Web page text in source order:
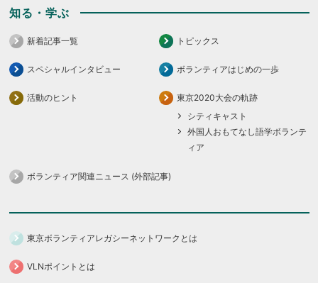
知る・学ぶ
新着記事一覧 トピックス
スペシャルインタビュー ボランティアはじめの一歩
活動のヒント
東京2020大会の軌跡
シティキャスト
外国人おもてなし語学ボランテ
ィア
ボランティア関連ニュース (外部記事)
東京ボランティアレガシーネットワークとは
VLNポイントとは